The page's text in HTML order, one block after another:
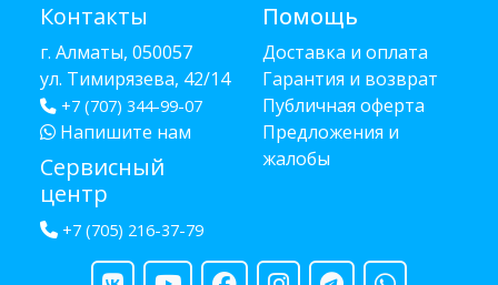
Контакты
г. Алматы, 050057
ул. Тимирязева, 42/14
+7 (707) 344-99-07
Напишите нам
Сервисный
центр
+7 (705) 216-37-79
Помощь
Доставка и оплата
Гарантия и возврат
Публичная оферта
Предложения и
жалобы